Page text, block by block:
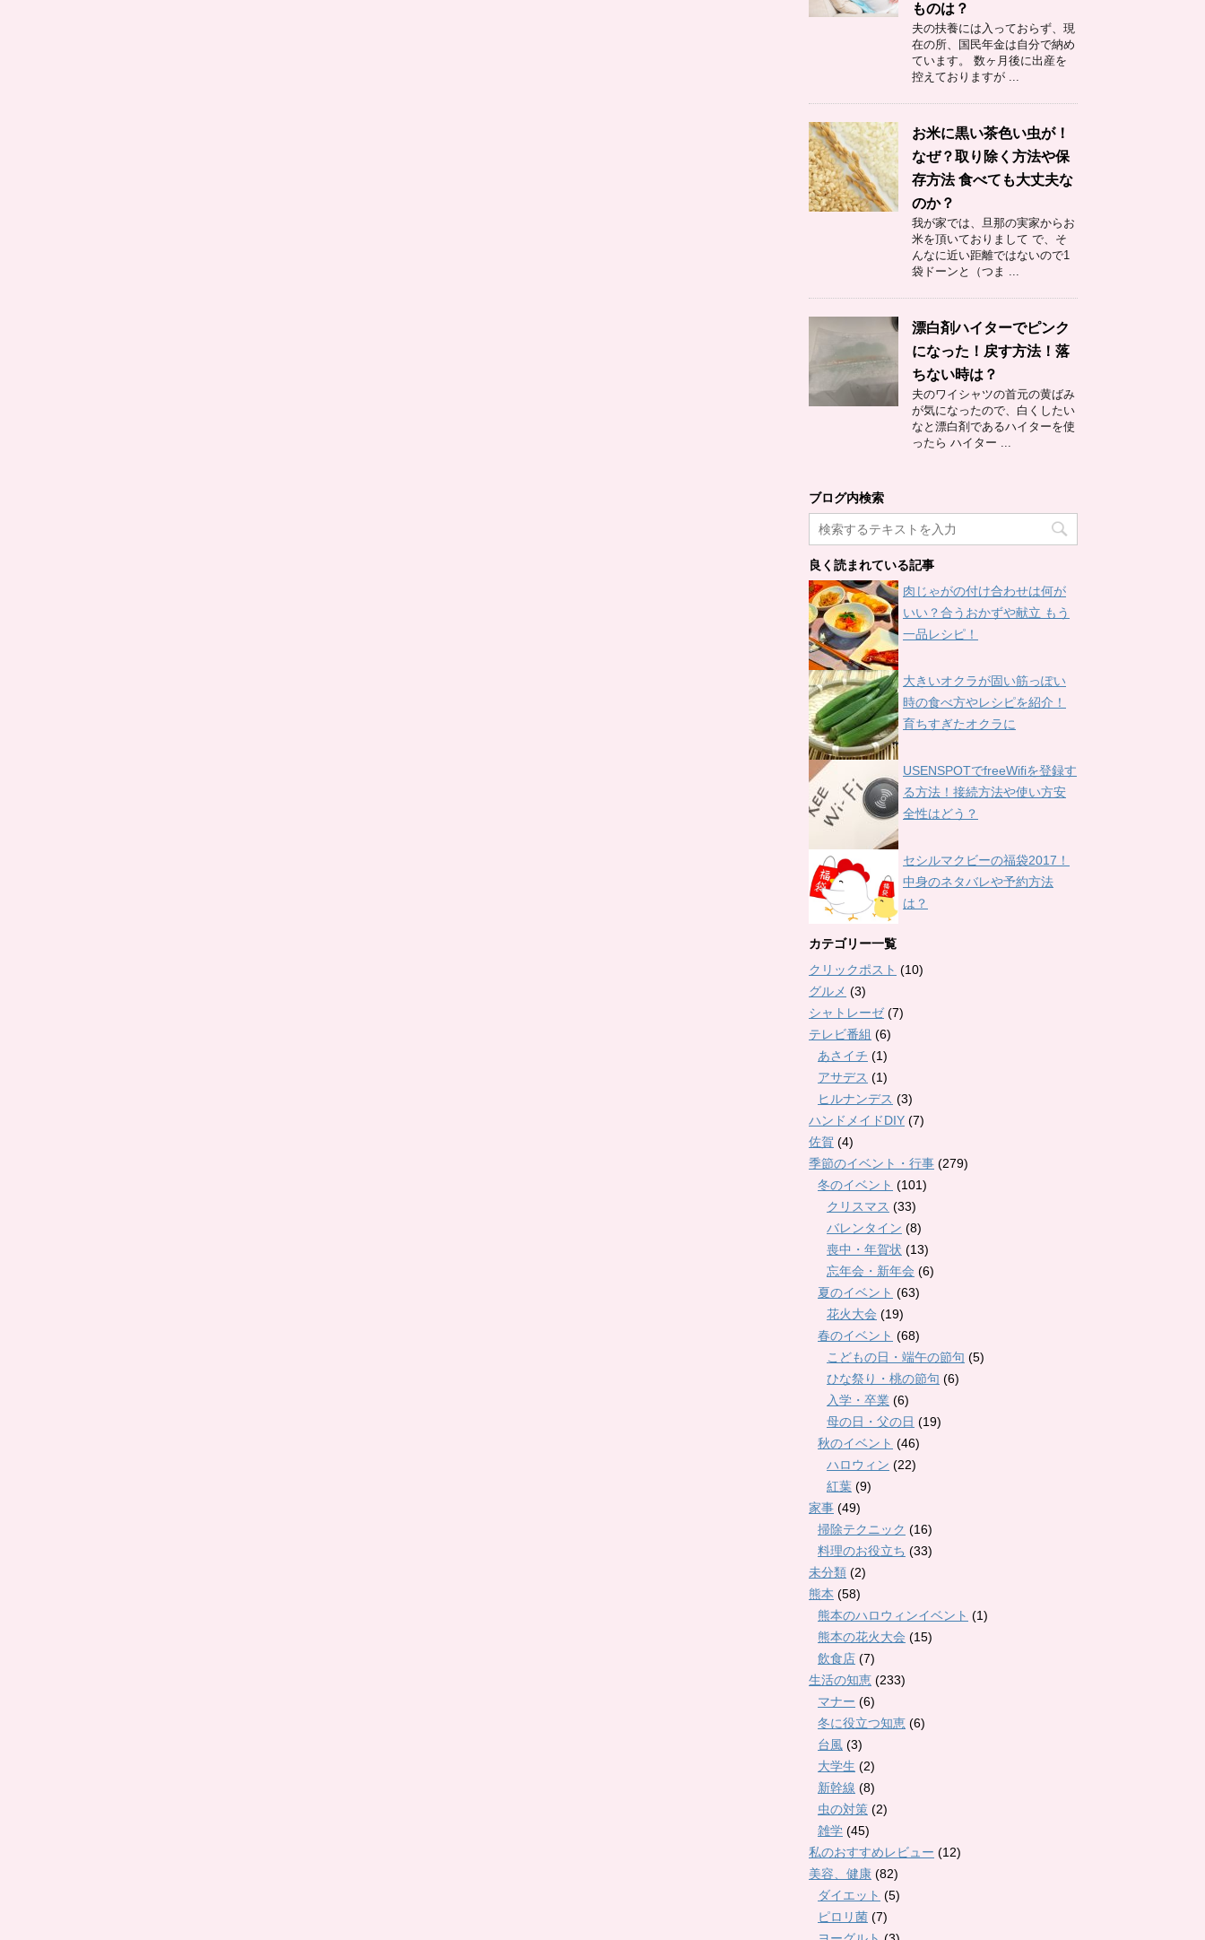
ものは？
夫の扶養には入っておらず、現
在の所、国民年金は自分で納め
ています。 数ヶ月後に出産を
控えておりますが ...
お米に黒い茶色い虫が！
なぜ？取り除く方法や保
存方法 食べても大丈夫な
のか？
我が家では、旦那の実家からお
米を頂いておりまして で、そ
んなに近い距離ではないので1
袋ドーンと（つま ...
漂白剤ハイターでピンク
になった！戻す方法！落
ちない時は？
夫のワイシャツの首元の黄ばみ
が気になったので、白くしたい
なと漂白剤であるハイターを使
ったら ハイター ...
ブログ内検索
良く読まれている記事
肉じゃがの付け合わせは何が
いい？合うおかずや献立 もう
一品レシピ！
大きいオクラが固い筋っぽい
時の食べ方やレシピを紹介！
育ちすぎたオクラに
USENSPOTでfreeWifiを登録す
る方法！接続方法や使い方安
全性はどう？
セシルマクビーの福袋2017！
中身のネタバレや予約方法
は？
カテゴリー一覧
クリックポスト (10)
グルメ (3)
シャトレーゼ(7)
テレビ番組 (6)
あさイチ (1)
アサデス (1)
ヒルナンデス (3)
ハンドメイドDIY (7)
佐賀 (4)
季節のイベント・行事 (279)
冬のイベント (101)
クリスマス (33)
バレンタイン (8)
喪中・年賀状 (13)
忘年会・新年会 (6)
夏のイベント (63)
花火大会 (19)
春のイベント (68)
こどもの日・端午の節句 (5)
ひな祭り・桃の節句 (6)
入学・卒業 (6)
母の日・父の日 (19)
秋のイベント (46)
ハロウィン (22)
紅葉 (9)
家事 (49)
掃除テクニック (16)
料理のお役立ち (33)
未分類 (2)
熊本 (58)
熊本のハロウィンイベント (1)
熊本の花火大会 (15)
飲食店 (7)
生活の知恵 (233)
マナー (6)
冬に役立つ知恵 (6)
台風 (3)
大学生 (2)
新幹線 (8)
虫の対策 (2)
雑学 (45)
私のおすすめレビュー (12)
美容、健康 (82)
ダイエット (5)
ピロリ菌 (7)